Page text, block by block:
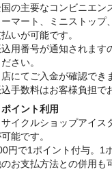
の主要なコンビニエン
マート、ミニストップ
いが可能です。
用番号が通知されます
さい。
にてご入金が確認でき
手数料はお客様負担で
イント利用
イクルショップアイス
能です。
円で1ポイント付与。1
お支払方法との併用も